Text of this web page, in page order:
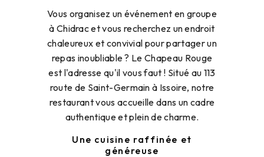
Vous organisez un événement en groupe
à Chidrac et vous recherchez un endroit
chaleureux et convivial pour partager un
repas inoubliable ? Le Chapeau Rouge
est l'adresse qu'il vous faut ! Situé au 113
route de Saint-Germain à Issoire, notre
restaurant vous accueille dans un cadre
authentique et plein de charme.
Une cuisine raffinée et
généreuse